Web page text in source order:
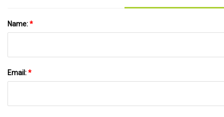
Name:*
Email:*